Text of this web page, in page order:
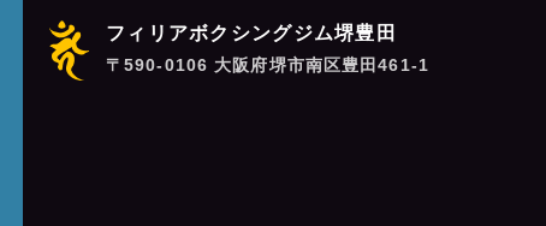
フィリアボクシングジム堺豊田
〒590-0106 大阪府堺市南区豊田461-1